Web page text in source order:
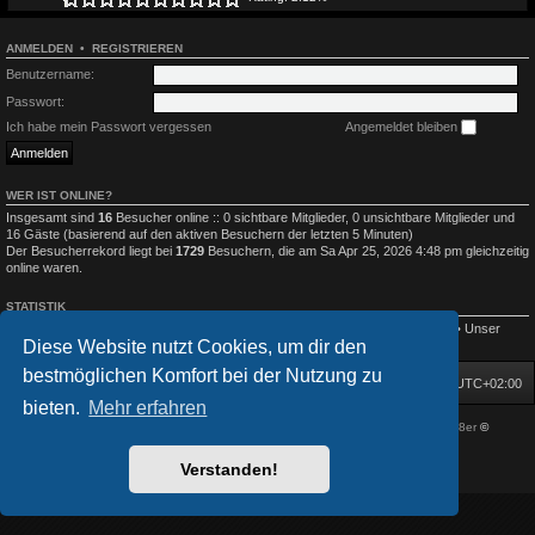
Diese Website nutzt Cookies, um dir den
bestmöglichen Komfort bei der Nutzung zu
bieten. Mehr erfahren
Verstanden!
ANMELDEN • REGISTRIEREN
Benutzername:
Passwort:
Ich habe mein Passwort vergessen
Angemeldet bleiben
WER IST ONLINE?
Insgesamt sind 16 Besucher online :: 0 sichtbare Mitglieder, 0 unsichtbare Mitglieder und
16 Gäste (basierend auf den aktiven Besuchern der letzten 5 Minuten)
Der Besucherrekord liegt bei 1729 Besuchern, die am Sa Apr 25, 2026 4:48 pm gleichzeitig
online waren.
STATISTIK
• Unser
neuestes Mitglied:Düsterer Dichter
Startseite Foren-Übersicht Alle Zeiten sind UTC+02:00
Prosk8er©
Deutsche Übersetzung durchphpBB.de
Datenschutz|Nutzungsbedingungen